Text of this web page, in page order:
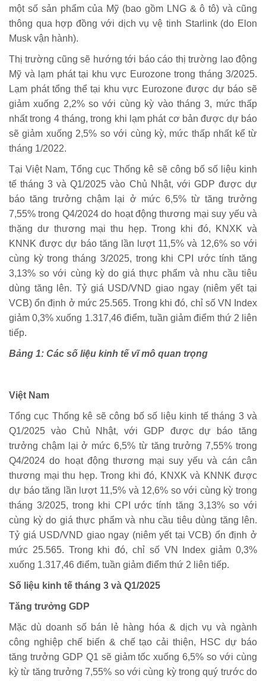
một số sản phẩm của Mỹ (bao gồm LNG & ô tô) và cũng
thông qua hợp đồng với dịch vụ vệ tinh Starlink (do Elon
Musk vận hành).
Thị trường cũng sẽ hướng tới báo cáo thị trường lao động
Mỹ và lạm phát tại khu vực Eurozone trong tháng 3/2025.
Lạm phát tổng thể tại khu vực Eurozone được dự báo sẽ
giảm xuống 2,2% so với cùng kỳ vào tháng 3, mức thấp
nhất trong 4 tháng, trong khi lạm phát cơ bản được dự báo
sẽ giảm xuống 2,5% so với cùng kỳ, mức thấp nhất kể từ
tháng 1/2022.
Tại Việt Nam, Tổng cục Thống kê sẽ công bố số liệu kinh
tế tháng 3 và Q1/2025 vào Chủ Nhật, với GDP được dự
báo tăng trưởng chậm lại ở mức 6,5% từ tăng trưởng
7,55% trong Q4/2024 do hoạt động thương mại suy yếu và
thặng dư thương mại thu hẹp. Trong khi đó, KNXK và
KNNK được dự báo tăng lần lượt 11,5% và 12,6% so với
cùng kỳ trong tháng 3/2025, trong khi CPI ước tính tăng
3,13% so với cùng kỳ do giá thực phẩm và nhu cầu tiêu
dùng tăng lên. Tỷ giá USD/VND giao ngay (niêm yết tại
VCB) ổn định ở mức 25.565. Trong khi đó, chỉ số VN Index
giảm 0,3% xuống 1.317,46 điểm, tuần giảm điểm thứ 2 liên
tiếp.
Bảng 1: Các số liệu kinh tế vĩ mô quan trọng
Việt Nam
Tổng cục Thống kê sẽ công bố số liệu kinh tế tháng 3 và
Q1/2025 vào Chủ Nhật, với GDP được dự báo tăng
trưởng chậm lại ở mức 6,5% từ tăng trưởng 7,55% trong
Q4/2024 do hoạt động thương mại suy yếu và cán cân
thương mại thu hẹp. Trong khi đó, KNXK và KNNK được
dự báo tăng lần lượt 11,5% và 12,6% so với cùng kỳ trong
tháng 3/2025, trong khi CPI ước tính tăng 3,13% so với
cùng kỳ do giá thực phẩm và nhu cầu tiêu dùng tăng lên.
Tỷ giá USD/VND giao ngay (niêm yết tại VCB) ổn định ở
mức 25.565. Trong khi đó, chỉ số VN Index giảm 0,3%
xuống 1.317,46 điểm, tuần giảm điểm thứ 2 liên tiếp.
Số liệu kinh tế tháng 3 và Q1/2025
Tăng trưởng GDP
Mặc dù doanh số bán lẻ hàng hóa & dịch vụ và ngành
công nghiệp chế biến & chế tạo cải thiện, HSC dự báo
tăng trưởng GDP Q1 sẽ giảm tốc xuống 6,5% so với cùng
kỳ từ tăng trưởng 7,55% so với cùng kỳ trong quý trước do